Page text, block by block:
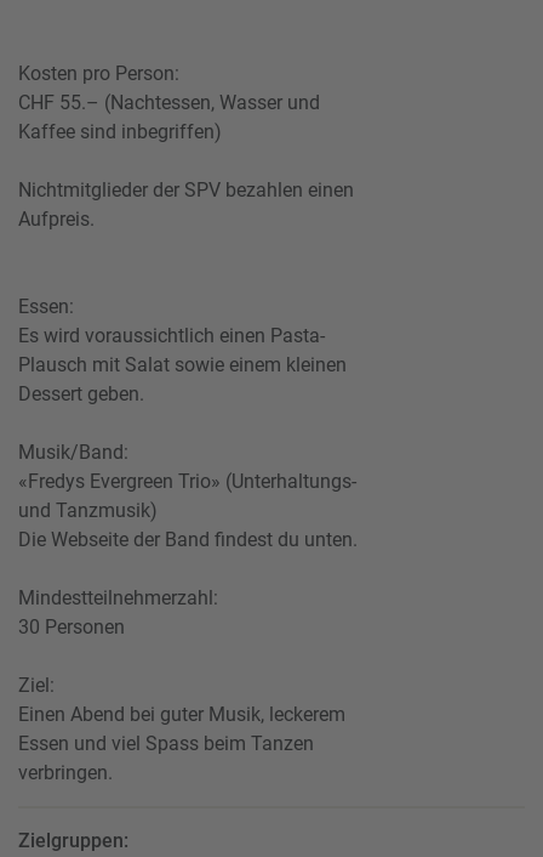
Kosten pro Person:
CHF 55.– (Nachtessen, Wasser und
Kaffee sind inbegriffen)
Nichtmitglieder der SPV bezahlen einen
Aufpreis.
Essen:
Es wird voraussichtlich einen Pasta-
Plausch mit Salat sowie einem kleinen
Dessert geben.
Musik/Band:
«Fredys Evergreen Trio» (Unterhaltungs-
und Tanzmusik)
Die Webseite der Band findest du unten.
Mindestteilnehmerzahl:
30 Personen
Ziel:
Einen Abend bei guter Musik, leckerem
Essen und viel Spass beim Tanzen
verbringen.
Zielgruppen: